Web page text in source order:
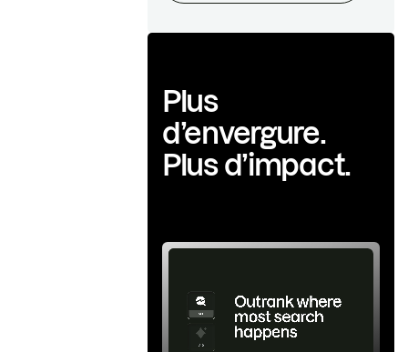
Plus
d’envergure.
Plus d’impact.